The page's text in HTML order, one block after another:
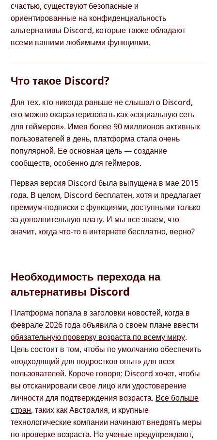
счастью, существуют безопасные и
ориентированные на конфиденциальность
альтернативы Discord, которые также обладают
всеми вашими любимыми функциями.
Что такое Discord?
Для тех, кто никогда раньше не слышал о Discord,
его можно охарактеризовать как «социальную сеть
для геймеров». Имея более 90 миллионов активных
пользователей в день, платформа стала очень
популярной. Ее основная цель — создание
сообществ, особенно для геймеров.
Первая версия Discord была выпущена в мае 2015
года. В целом, Discord бесплатен, хотя и предлагает
премиум-подписки с функциями, доступными только
за дополнительную плату. И мы все знаем, что
значит, когда что-то в интернете бесплатно, верно?
Необходимость перехода на
альтернативы Discord
Платформа попала в заголовки новостей, когда в
феврале 2026 года объявила о своем плане ввести
обязательную проверку возраста по всему миру.
Цель состоит в том, чтобы по умолчанию обеспечить
«подходящий для подростков опыт» для всех
пользователей. Короче говоря: Discord хочет, чтобы
вы отсканировали свое лицо или удостоверение
личности для подтверждения возраста. Все больше
стран, таких как Австралия, и крупные
технологические компании начинают внедрять меры
по проверке возраста. Но ученые предупреждают,